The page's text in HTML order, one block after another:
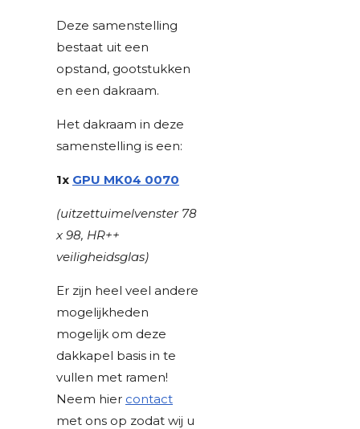
Deze samenstelling
bestaat uit een
opstand, gootstukken
en een dakraam.
Het dakraam in deze
samenstelling is een:
1x GPU MK04 0070
(uitzettuimelvenster 78
x 98, HR++
veiligheidsglas)
Er zijn heel veel andere
mogelijkheden
mogelijk om deze
dakkapel basis in te
vullen met ramen!
Neem hier contact
met ons op zodat wij u